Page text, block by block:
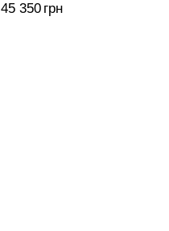
45 350 грн